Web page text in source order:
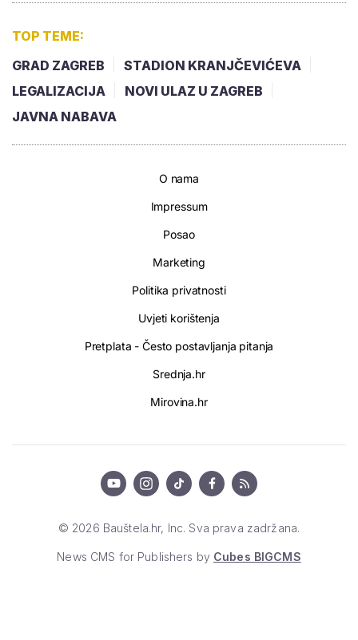
TOP TEME:
GRAD ZAGREB
STADION KRANJČEVIĆEVA
LEGALIZACIJA
NOVI ULAZ U ZAGREB
JAVNA NABAVA
O nama
Impressum
Posao
Marketing
Politika privatnosti
Uvjeti korištenja
Pretplata - Često postavljanja pitanja
Srednja.hr
Mirovina.hr
© 2026 Bauštela.hr, Inc. Sva prava zadržana.
News CMS for Publishers by Cubes BIGCMS